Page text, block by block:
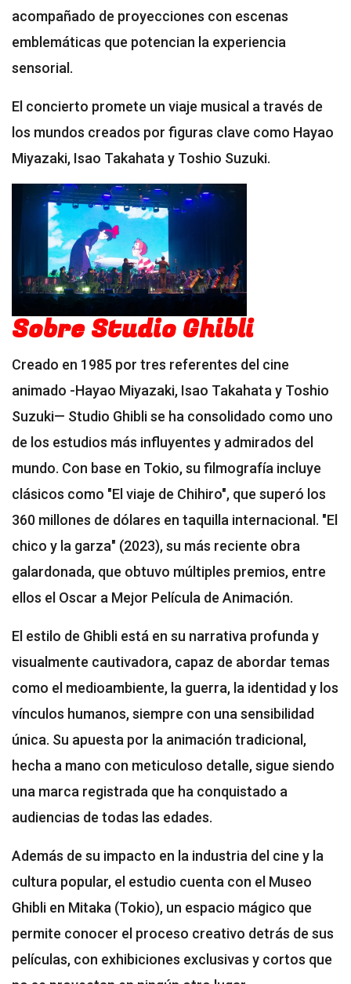
acompañado de proyecciones con escenas
emblemáticas que potencian la experiencia
sensorial.
El concierto promete un viaje musical a través de
los mundos creados por figuras clave como Hayao
Miyazaki, Isao Takahata y Toshio Suzuki.
Sobre Studio Ghibli
Creado en 1985 por tres referentes del cine
animado -Hayao Miyazaki, Isao Takahata y Toshio
Suzuki— Studio Ghibli se ha consolidado como uno
de los estudios más influyentes y admirados del
mundo. Con base en Tokio, su filmografía incluye
clásicos como "El viaje de Chihiro", que superó los
360 millones de dólares en taquilla internacional. "El
chico y la garza" (2023), su más reciente obra
galardonada, que obtuvo múltiples premios, entre
ellos el Oscar a Mejor Película de Animación.
El estilo de Ghibli está en su narrativa profunda y
visualmente cautivadora, capaz de abordar temas
como el medioambiente, la guerra, la identidad y los
vínculos humanos, siempre con una sensibilidad
única. Su apuesta por la animación tradicional,
hecha a mano con meticuloso detalle, sigue siendo
una marca registrada que ha conquistado a
audiencias de todas las edades.
Además de su impacto en la industria del cine y la
cultura popular, el estudio cuenta con el Museo
Ghibli en Mitaka (Tokio), un espacio mágico que
permite conocer el proceso creativo detrás de sus
películas, con exhibiciones exclusivas y cortos que